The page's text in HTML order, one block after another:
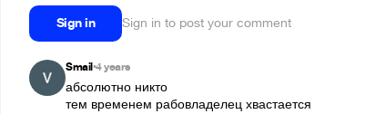
Sign in Sign in to post your comment
Smail•4 years
абсолютно никто
тем временем рабовладелец хвастается